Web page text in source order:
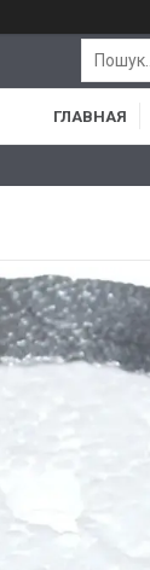
ГЛАВНАЯ